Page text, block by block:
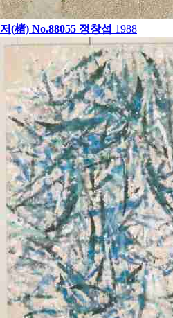
저(楮) No.88055 정창섭 1988